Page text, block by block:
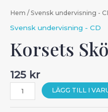
Hem /Svensk undervisning -
Svensk undervisning - CD
Korsets
125 kr
Korsets
Skönhet
LÄGG TILL I